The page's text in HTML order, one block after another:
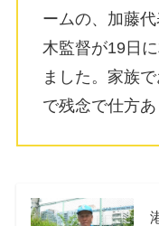
ームの、加藤
木監督が19日
ました。家族
で残念で仕方あ